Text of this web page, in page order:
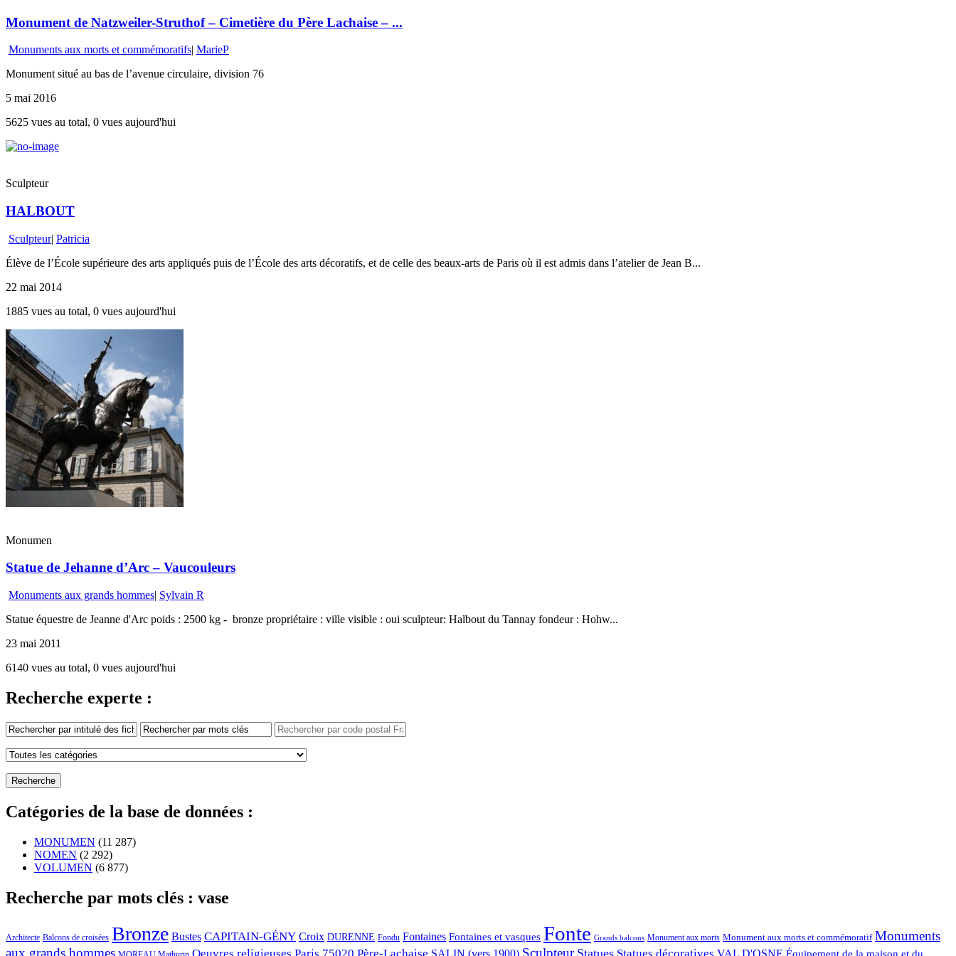
Monument de Natzweiler-Struthof – Cimetière du Père Lachaise – ...
Monuments aux morts et commémoratifs| MarieP
Monument situé au bas de l’avenue circulaire, division 76
5 mai 2016
5625 vues au total, 0 vues aujourd'hui
Sculpteur
HALBOUT
Sculpteur| Patricia
Élève de l’École supérieure des arts appliqués puis de l’École des arts décoratifs, et de celle des beaux-arts de Paris où il est admis dans l’atelier de Jean B...
22 mai 2014
1885 vues au total, 0 vues aujourd'hui
Monumen
Statue de Jehanne d’Arc – Vaucouleurs
Monuments aux grands hommes| Sylvain R
Statue équestre de Jeanne d'Arc poids : 2500 kg - bronze propriétaire : ville visible : oui sculpteur: Halbout du Tannay fondeur : Hohw...
23 mai 2011
6140 vues au total, 0 vues aujourd'hui
Recherche experte :
Catégories de la base de données :
MONUMEN (11 287)
NOMEN (2 292)
VOLUMEN (6 877)
Recherche par mots clés : vase
Architecte Balcons de croisées Bronze Bustes CAPITAIN-GÉNY Croix DURENNE Fondu Fontaines Fontaines et vasques Fonte Grands balcons Monument aux morts Monument aux morts et commémoratif Monuments
aux grands hommes
Oeuvres religieuses Paris 75020 Père-Lachaise SALIN (vers 1900) Sculpteur Statues Statues décoratives VAL D'OSNE Équipement de la maison et du